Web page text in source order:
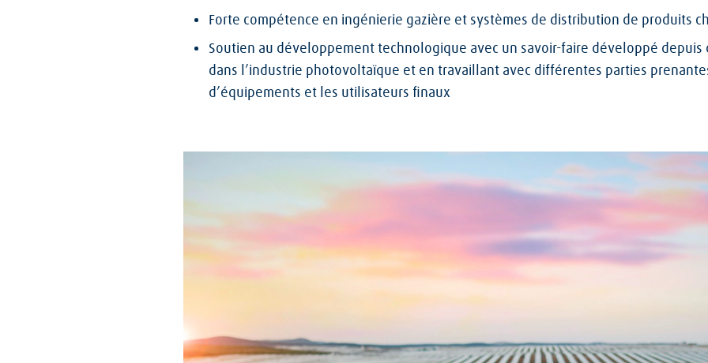
Forte compétence en ingénierie gazière et systèmes de distribution de produits
Soutien au développement technologique avec un savoir-faire développé depuis
dans l’industrie photovoltaïque et en travaillant avec différentes parties
d’équipements et les utilisateurs finaux